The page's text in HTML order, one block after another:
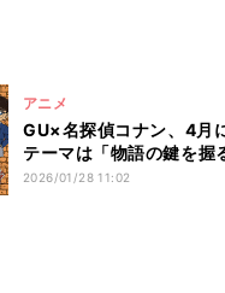
アニメ
GU×名探偵コナン、4月
テーマは「物語の鍵を握
2026/01/28 11:02